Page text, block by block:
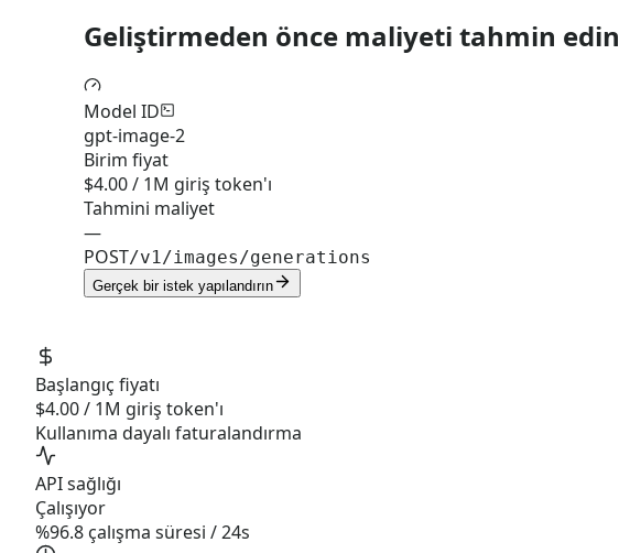
Geliştirmeden önce maliyeti tahmin edin
Model ID
gpt-image-2
Birim fiyat
$4.00 / 1M giriş token'ı
Tahmini maliyet
—
POST/v1/images/generations
Gerçek bir istek yapılandırın
Başlangıç fiyatı
$4.00 / 1M giriş token'ı
Kullanıma dayalı faturalandırma
API sağlığı
Çalışıyor
%96.8 çalışma süresi / 24s